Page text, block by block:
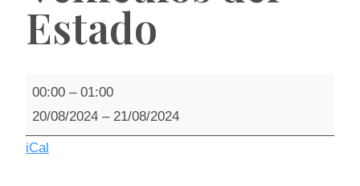
Estado
00:00 – 01:00
20/08/2024 – 21/08/2024
iCal